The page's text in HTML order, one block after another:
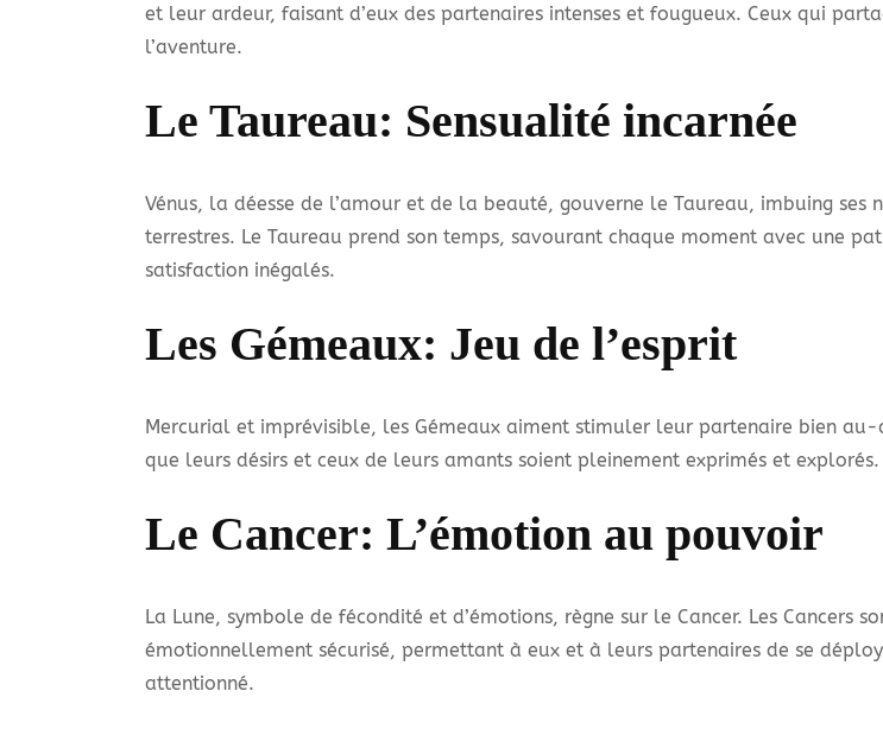
et leur ardeur, faisant d’eux des partenaires intenses et fougueux. Ceux qui
l’aventure.
Le Taureau: Sensualité incarnée
Vénus, la déesse de l’amour et de la beauté, gouverne le Taureau, imbuing
terrestres. Le Taureau prend son temps, savourant chaque moment avec une
satisfaction inégalés.
Les Gémeaux: Jeu de l’esprit
Mercurial et imprévisible, les Gémeaux aiment stimuler leur partenaire bien
que leurs désirs et ceux de leurs amants soient pleinement exprimés et explorés.
Le Cancer: L’émotion au pouvoir
La Lune, symbole de fécondité et d’émotions, règne sur le Cancer. Les
émotionnellement sécurisé, permettant à eux et à leurs partenaires de se
attentionné.